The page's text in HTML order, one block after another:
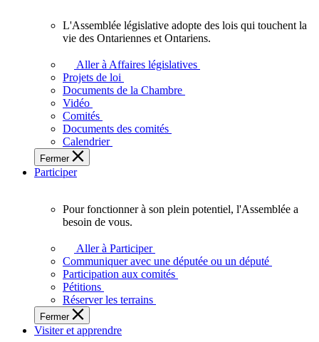
l'Ontario.
L'Assemblée
adopte
touchent
des
Ontariennes
et
L'Assemblée législative adopte des lois qui touchent la
vie des Ontariennes et Ontariens.
Aller à Affaires législatives
Projets de loi
Documents de la Chambre
Vidéo
Comités
Documents des comités
Calendrier
Fermer
Participer
plein
potentiel,
l'Assemblée
a
besoin
de
Pour fonctionner à son plein potentiel, l'Assemblée a
besoin de vous.
Aller à Participer
Communiquer avec une députée ou un député
Participation aux comités
Pétitions
Réserver les terrains
Fermer
Visiter et apprendre